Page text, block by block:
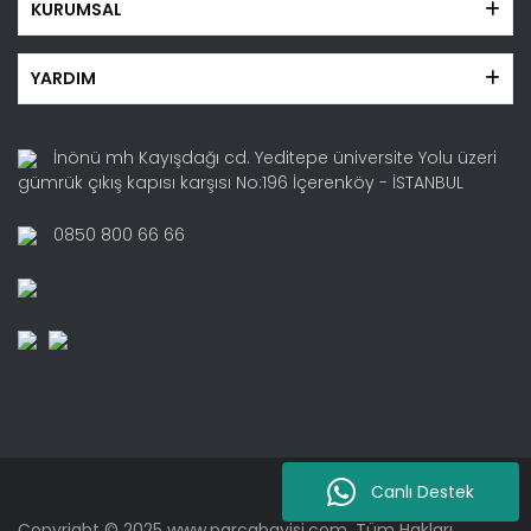
KURUMSAL
YARDIM
İnönü mh Kayışdağı cd. Yeditepe üniversite Yolu üzeri
gümrük çıkış kapısı karşısı No:196 İçerenköy - İSTANBUL
0850 800 66 66
Canlı Destek